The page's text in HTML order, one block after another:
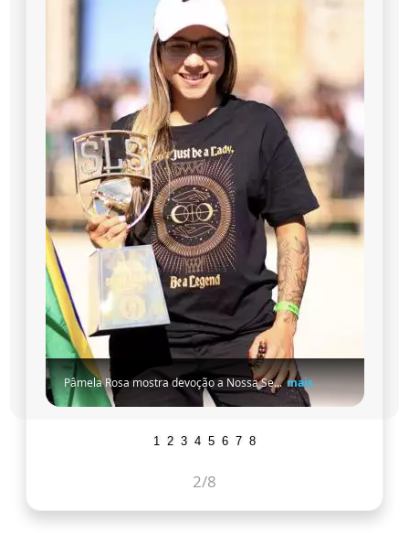
Pâmela Rosa mostra devoção a Nossa Se... mais
1 2 3 4 5 6 7 8
2/8